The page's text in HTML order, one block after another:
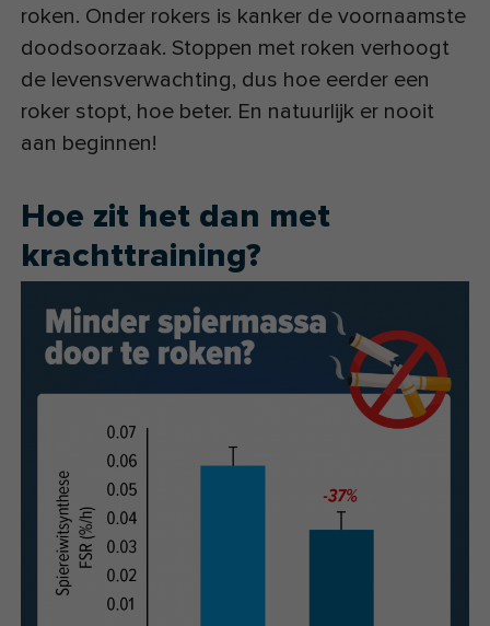
roken. Onder rokers is kanker de voornaamste
doodsoorzaak. Stoppen met roken verhoogt
de levensverwachting, dus hoe eerder een
roker stopt, hoe beter. En natuurlijk er nooit
aan beginnen!
Hoe zit het dan met
krachttraining?